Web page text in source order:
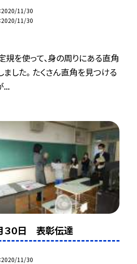
2020/11/30
2020/11/30
規を使って、身の周りにある直角
ました。 たくさん直角を見つける
...
３０日 表彰伝達
2020/11/30